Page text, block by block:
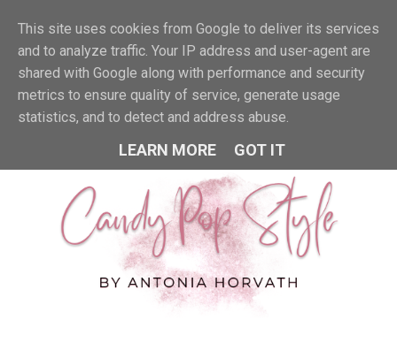
MENU
This site uses cookies from Google to deliver its services
and to analyze traffic. Your IP address and user-agent are
shared with Google along with performance and security
metrics to ensure quality of service, generate usage
statistics, and to detect and address abuse.
LEARN MORE GOT IT